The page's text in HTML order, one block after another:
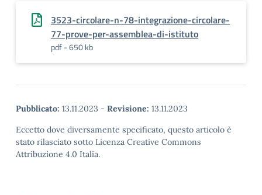
3523-circolare-n-78-integrazione-circolare-
77-prove-per-assemblea-di-istituto
pdf - 650 kb
Pubblicato: 13.11.2023 - Revisione: 13.11.2023
Eccetto dove diversamente specificato, questo articolo è
stato rilasciato sotto Licenza Creative Commons
Attribuzione 4.0 Italia.